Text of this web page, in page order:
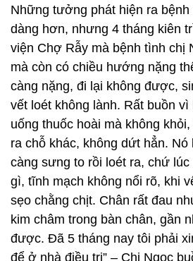
Những tưởng phát hiện ra
dàng hơn, nhưng 4 tháng kiên
viện Chợ Rẫy mà bệnh tình chị
mà còn có chiều hướng nặng
càng nặng, đi lại không được,
vết loét không lành. Rất buồn vì
uống thuốc hoài mà không
ra chỗ khác, không dứt hẳn. Nó
càng sưng to rồi loét ra, chứ
gì, tĩnh mạch không nổi rõ, khi
sẹo chằng chịt. Chân rất đau
kim châm trong bàn chân, gần
được. Đã 5 tháng nay tôi phải
để ở nhà điều trị” – Chị Ngọc